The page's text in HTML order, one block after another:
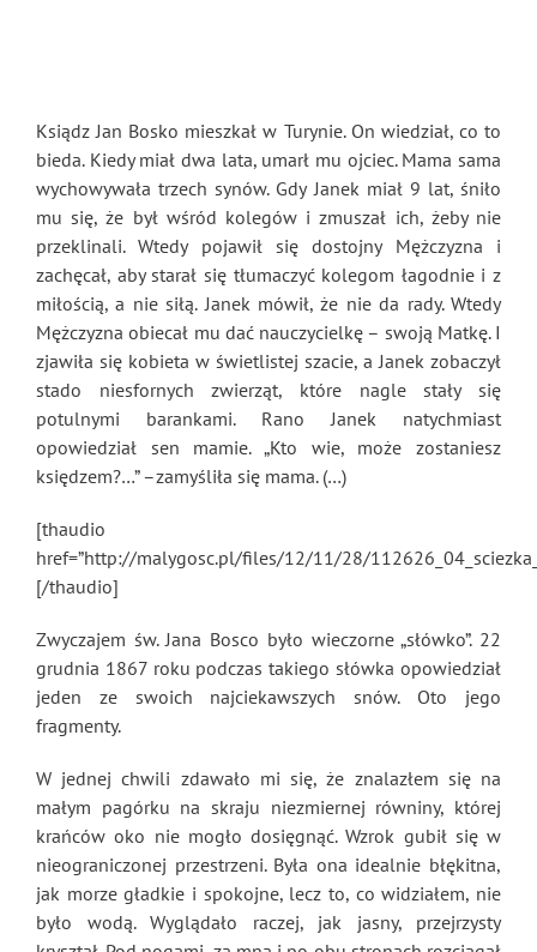
Ksiądz Jan Bosko mieszkał w Turynie. On wiedział, co to
bieda. Kiedy miał dwa lata, umarł mu ojciec. Mama sama
wychowywała trzech synów. Gdy Janek miał 9 lat, śniło
mu się, że był wśród kolegów i zmuszał ich, żeby nie
przeklinali. Wtedy pojawił się dostojny Mężczyzna i
zachęcał, aby starał się tłumaczyć kolegom łagodnie i z
miłością, a nie siłą. Janek mówił, że nie da rady. Wtedy
Mężczyzna obiecał mu dać nauczycielkę – swoją Matkę. I
zjawiła się kobieta w świetlistej szacie, a Janek zobaczył
stado niesfornych zwierząt, które nagle stały się
potulnymi barankami. Rano Janek natychmiast
opowiedział sen mamie. „Kto wie, może zostaniesz
księdzem?…” –zamyśliła się mama. (…)
[thaudio
href=”http://malygosc.pl/files/12/11/28/
[/thaudio]
Zwyczajem św. Jana Bosco było wieczorne „słówko”. 22
grudnia 1867 roku podczas takiego słówka opowiedział
jeden ze swoich najciekawszych snów. Oto jego
fragmenty.
W jednej chwili zdawało mi się, że znalazłem się na
małym pagórku na skraju niezmiernej równiny, której
krańców oko nie mogło dosięgnąć. Wzrok gubił się w
nieograniczonej przestrzeni. Była ona idealnie błękitna,
jak morze gładkie i spokojne, lecz to, co widziałem, nie
było wodą. Wyglądało raczej, jak jasny, przejrzysty